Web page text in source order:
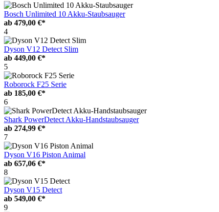
Bosch Unlimited 10 Akku-Staubsauger
ab 479,00 €*
4
Dyson V12 Detect Slim
ab 449,00 €*
5
Roborock F25 Serie
ab 185,00 €*
6
Shark PowerDetect Akku-Handstaubsauger
ab 274,99 €*
7
Dyson V16 Piston Animal
ab 657,06 €*
8
Dyson V15 Detect
ab 549,00 €*
9